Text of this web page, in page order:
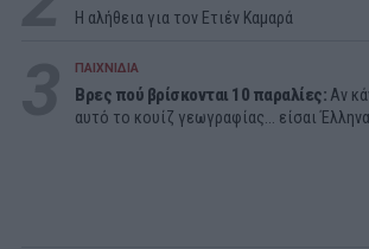
Η αλήθεια για τον Ετιέν Καμαρά
ΠΑΙΧΝΙΔΙΑ
Βρες πού βρίσκονται 10 παραλίες: Αν
αυτό το κουίζ γεωγραφίας... είσαι